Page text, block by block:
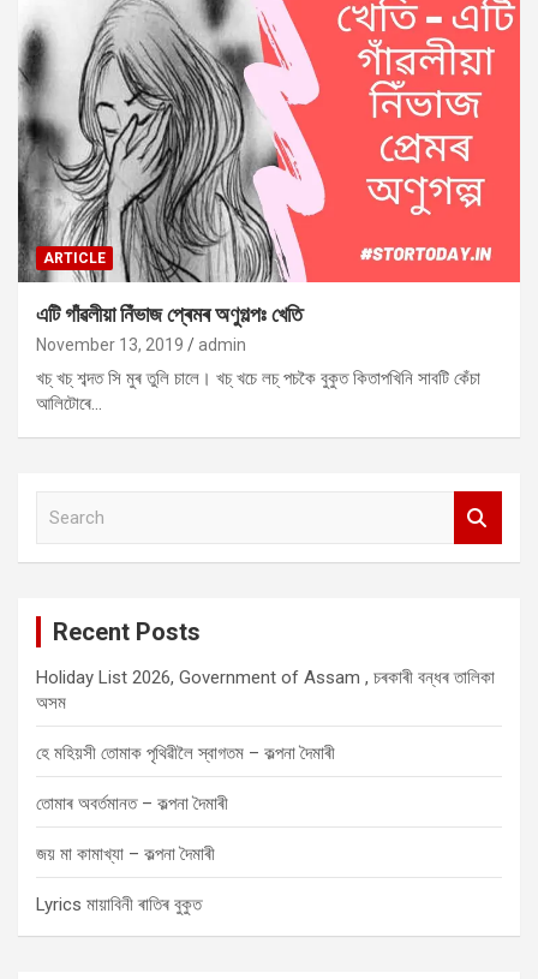
ARTICLE
এটি গাঁৱলীয়া নিঁভাজ প্ৰেমৰ অণুগল্পঃ খেতি
November 13, 2019 admin
খচ্ খচ্ শব্দত সি মুৰ তুলি চালে। খচ্ খচে লচ্ পচকৈ বুকুত কিতাপখিনি সাবটি কেঁচা
আলিটোৰে…
Recent Posts
Holiday List 2026, Government of Assam , চৰকাৰী বন্ধৰ তালিকা
অসম
হে মহিয়সী তোমাক পৃথিৱীলৈ স্বাগতম – কল্পনা দৈমাৰী
তোমাৰ অবৰ্তমানত – কল্পনা দৈমাৰী
জয় মা কামাখ্যা – কল্পনা দৈমাৰী
Lyrics মায়াবিনী ৰাতিৰ বুকুত